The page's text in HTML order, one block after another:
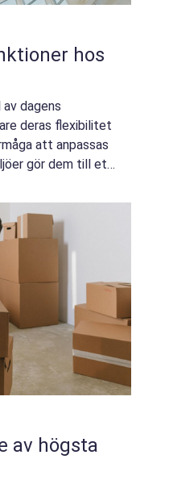
hos
dagens
deras flexibilitet
att anpassas
gör dem till ett
av högsta